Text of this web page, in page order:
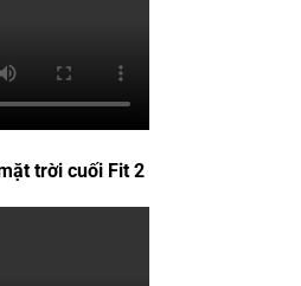
trời cuối Fit 2